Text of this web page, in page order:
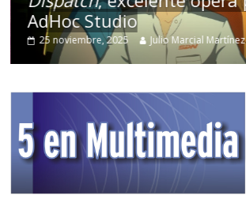
AdHoc Studio
25 noviembre, 2025 Julio Marcial